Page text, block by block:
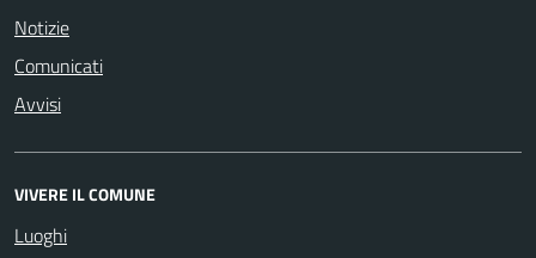
Notizie
Comunicati
Avvisi
VIVERE IL COMUNE
Luoghi